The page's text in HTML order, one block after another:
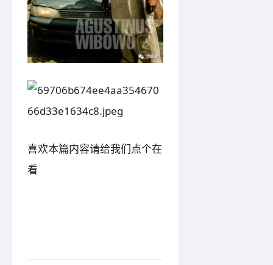
喜欢本篇内容请给我们点个在
看